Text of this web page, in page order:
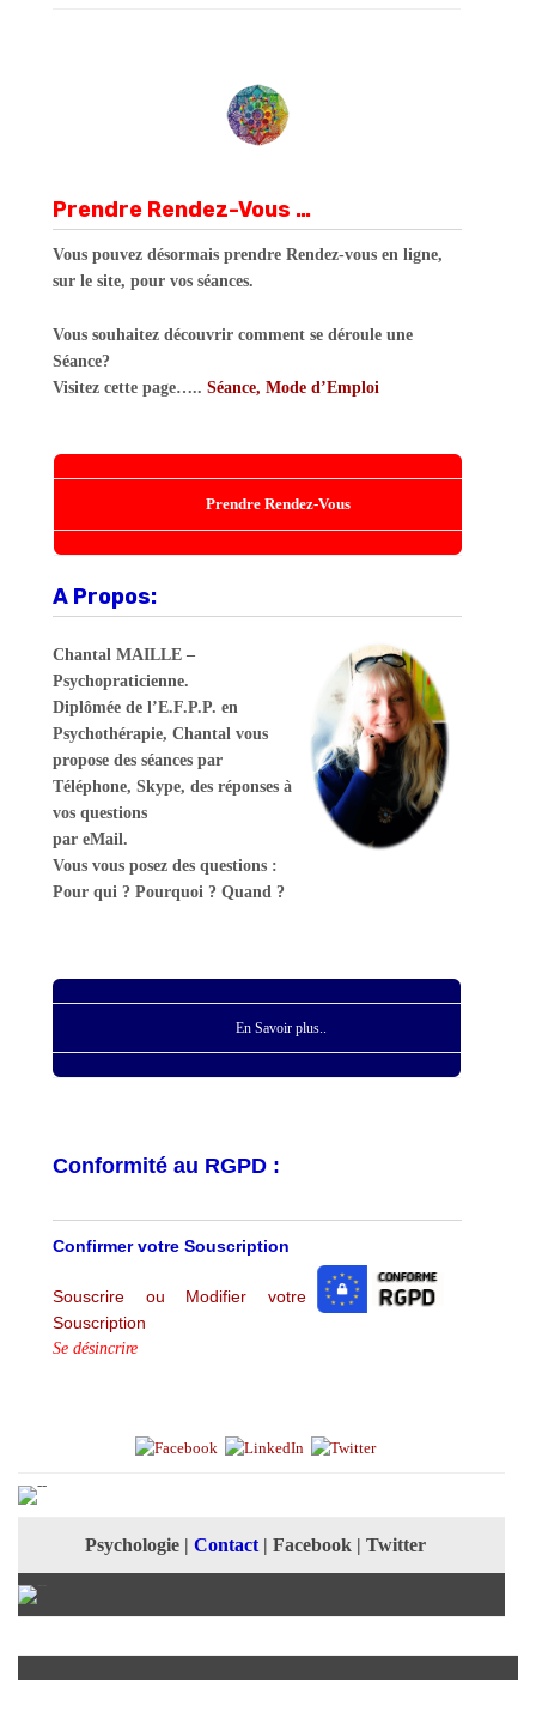
Prendre Rendez-Vous …
Vous pouvez désormais prendre Rendez-vous en ligne,
sur le site, pour vos séances.
Vous souhaitez découvrir comment se déroule une
Séance?
Visitez cette page…..Séance, Mode d’Emploi
Prendre Rendez-Vous
A Propos:
Chantal MAILLE –
Psychopraticienne.
Diplômée de l’E.F.P.P. en
Psychothérapie, Chantal vous
propose des séances par
Téléphone, Skype, des réponses à
vos questions
par eMail.
Vous vous posez des questions :
Pour qui ? Pourquoi ? Quand ?
En Savoir plus..
Conformité au RGPD :
Confirmer votre Souscription
Souscrire ou Modifier votre
Souscription
Se désincrire
Psychologie| Contact| Facebook| Twitter